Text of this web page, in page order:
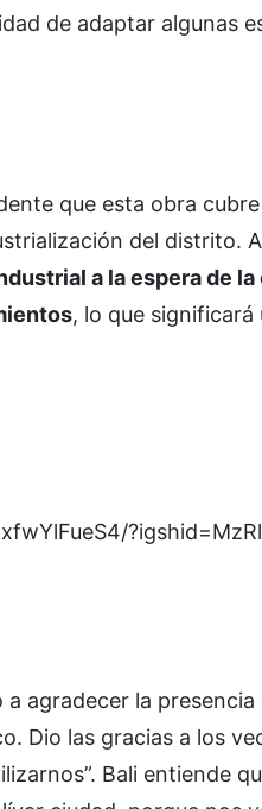
de adaptar algunas
que esta obra
del distrito.
a la espera de
, lo que
agradecer la
Dio las gracias a los
Bali entiende